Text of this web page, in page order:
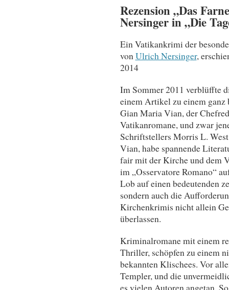
Rezension „Das
Nersinger in „Die
Ein Vatikankrimi der
von Ulrich Nersinger,
2014
Im Sommer 2011 verblüffte
einem Artikel zu einem ganz
Gian Maria Vian, der
Vatikanromane, und zwar
Schriftstellers Morris L.
Vian, habe spannende
fair mit der Kirche und dem
im „Osservatore Romano“
Lob auf einen bedeutenden
sondern auch die
Kirchenkrimis nicht allein
überlassen.
Kriminalromane mit einem
Thriller, schöpfen zu einem
bekannten Klischees. Vor
Templer, und die
es vielen Autoren angetan.